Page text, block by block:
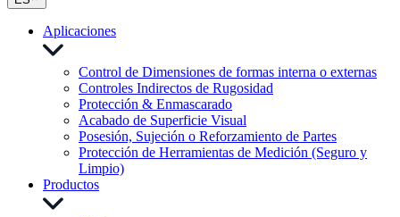
Aplicaciones
Control de Dimensiones de formas interna o externas
Controles Indirectos de Rugosidad
Protección & Enmascarado
Acabado de Superficie Visual
Posesión, Sujeción o Reforzamiento de Partes
Protección de Herramientas de Medición (Seguro y
Limpio)
Productos